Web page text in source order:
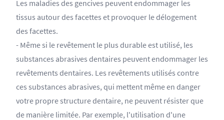
Les maladies des gencives peuvent endommager les
tissus autour des facettes et provoquer le délogement
des facettes.
- Même si le revêtement le plus durable est utilisé, les
substances abrasives dentaires peuvent endommager les
revêtements dentaires. Les revêtements utilisés contre
ces substances abrasives, qui mettent même en danger
votre propre structure dentaire, ne peuvent résister que
de manière limitée. Par exemple, l'utilisation d'une